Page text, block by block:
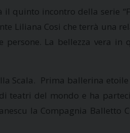
quinto incontro della serie
Liliana Cosi che terrà una
La bellezza vera
Scala. Prima ballerina
teatri del mondo e ha
la Compagnia Balletto